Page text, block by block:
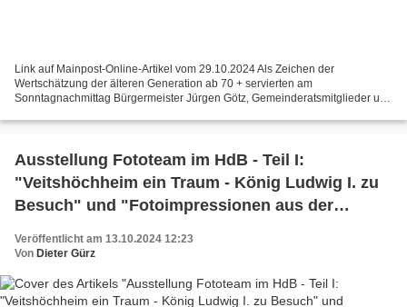
Link auf Mainpost-Online-Artikel vom 29.10.2024 Als Zeichen der
Wertschätzung der älteren Generation ab 70 + servierten am
Sonntagnachmittag Bürgermeister Jürgen Götz, Gemeinderatsmitglieder und
Ausstellung Fototeam im HdB - Teil I:
"Veitshöchheim ein Traum - König Ludwig I. zu
Besuch" und "Fotoimpressionen aus der
Veröffentlicht am 13.10.2024 12:23
Von Dieter Gürz